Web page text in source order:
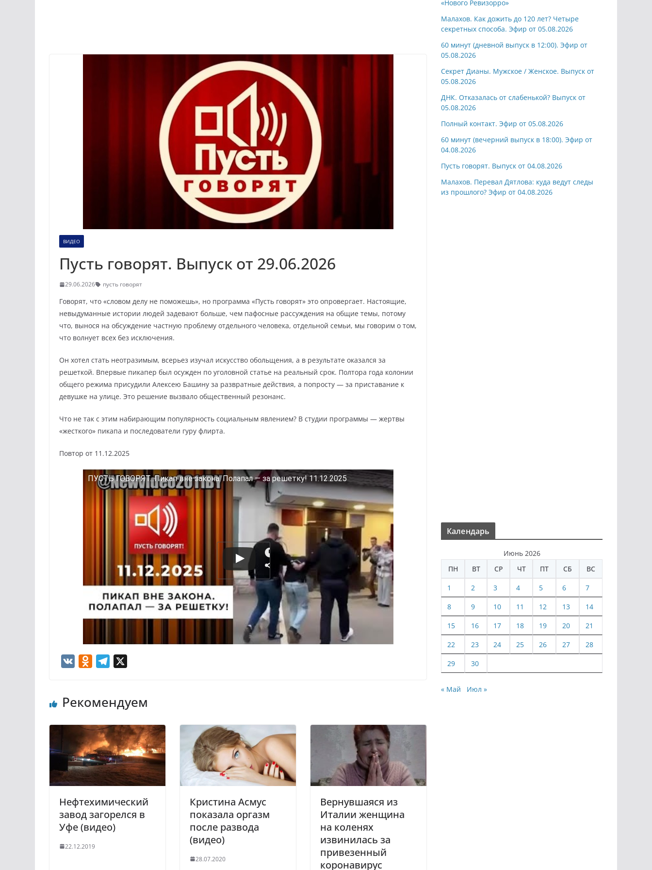
ВИДЕО
Пусть говорят. Выпуск от 29.06.2026
29.06.2026 пусть говорят
Говорят, что «словом делу не поможешь», но программа «Пусть говорят» это опровергает. Настоящие,
невыдуманные истории людей задевают больше, чем пафосные рассуждения на общие темы, потому
что, вынося на обсуждение частную проблему отдельного человека, отдельной семьи, мы говорим о том,
что волнует всех без исключения.
Он хотел стать неотразимым, всерьез изучал искусство обольщения, а в результате оказался за
решеткой. Впервые пикапер был осужден по уголовной статье на реальный срок. Полтора года колонии
общего режима присудили Алексею Башину за развратные действия, а попросту — за приставание к
девушке на улице. Это решение вызвало общественный резонанс.
Что не так с этим набирающим популярность социальным явлением? В студии программы — жертвы
«жесткого» пикапа и последователи гуру флирта.
Повтор от 11.12.2025
ПУСТЬ ГОВОРЯТ...Пикап вне закона. Полапал — за решетку! 11.12.2025
o
l
a
s
s
n
k
i
e
r
a
m
Рекомендуем
Нефтехимический
завод загорелся в
Уфе (видео)
22.12.2019
Кристина Асмус
показала оргазм
после развода
(видео)
28.07.2020
Вернувшаяся из
Италии женщина
на коленях
извинилась за
привезенный
коронавирус
«Нового Ревизорро»
Малахов. Как дожить до 120 лет? Четыре
секретных способа. Эфир от 05.08.2026
60 минут (дневной выпуск в 12:00). Эфир от
05.08.2026
Секрет Дианы. Мужское / Женское. Выпуск от
05.08.2026
ДНК. Отказалась от слабенькой? Выпуск от
05.08.2026
Полный контакт. Эфир от 05.08.2026
60 минут (вечерний выпуск в 18:00). Эфир от
04.08.2026
Пусть говорят. Выпуск от 04.08.2026
Малахов. Перевал Дятлова: куда ведут следы
из прошлого? Эфир от 04.08.2026
Календарь
Июнь 2026
ПН
ВТ СР ЧТ ПТ СБ ВС
1 2 3 4 5 6 7
8 9 10 11 12 13 14
15 16 17 18 19 20 21
22 23 24 25 26 27 28
29 30
« Май Июл »